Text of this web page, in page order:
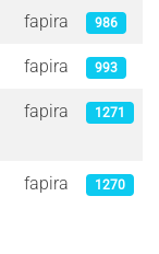
fapira 986
fapira 993
fapira 1271
fapira 1270